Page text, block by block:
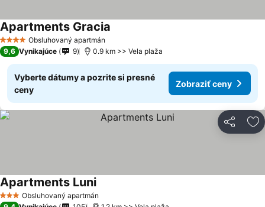
4 Počet hviezdičiek
Obsluhovaný apartmán
Apartments Gracia
9,6 Vynikajúce 9 0.9 km >> Vela plaža
Vyberte dátumy a pozrite si presné
ceny
Zobraziť ceny
Zdieľať
3 Počet hviezdičiek
Obsluhovaný apartmán
Apartments Luni